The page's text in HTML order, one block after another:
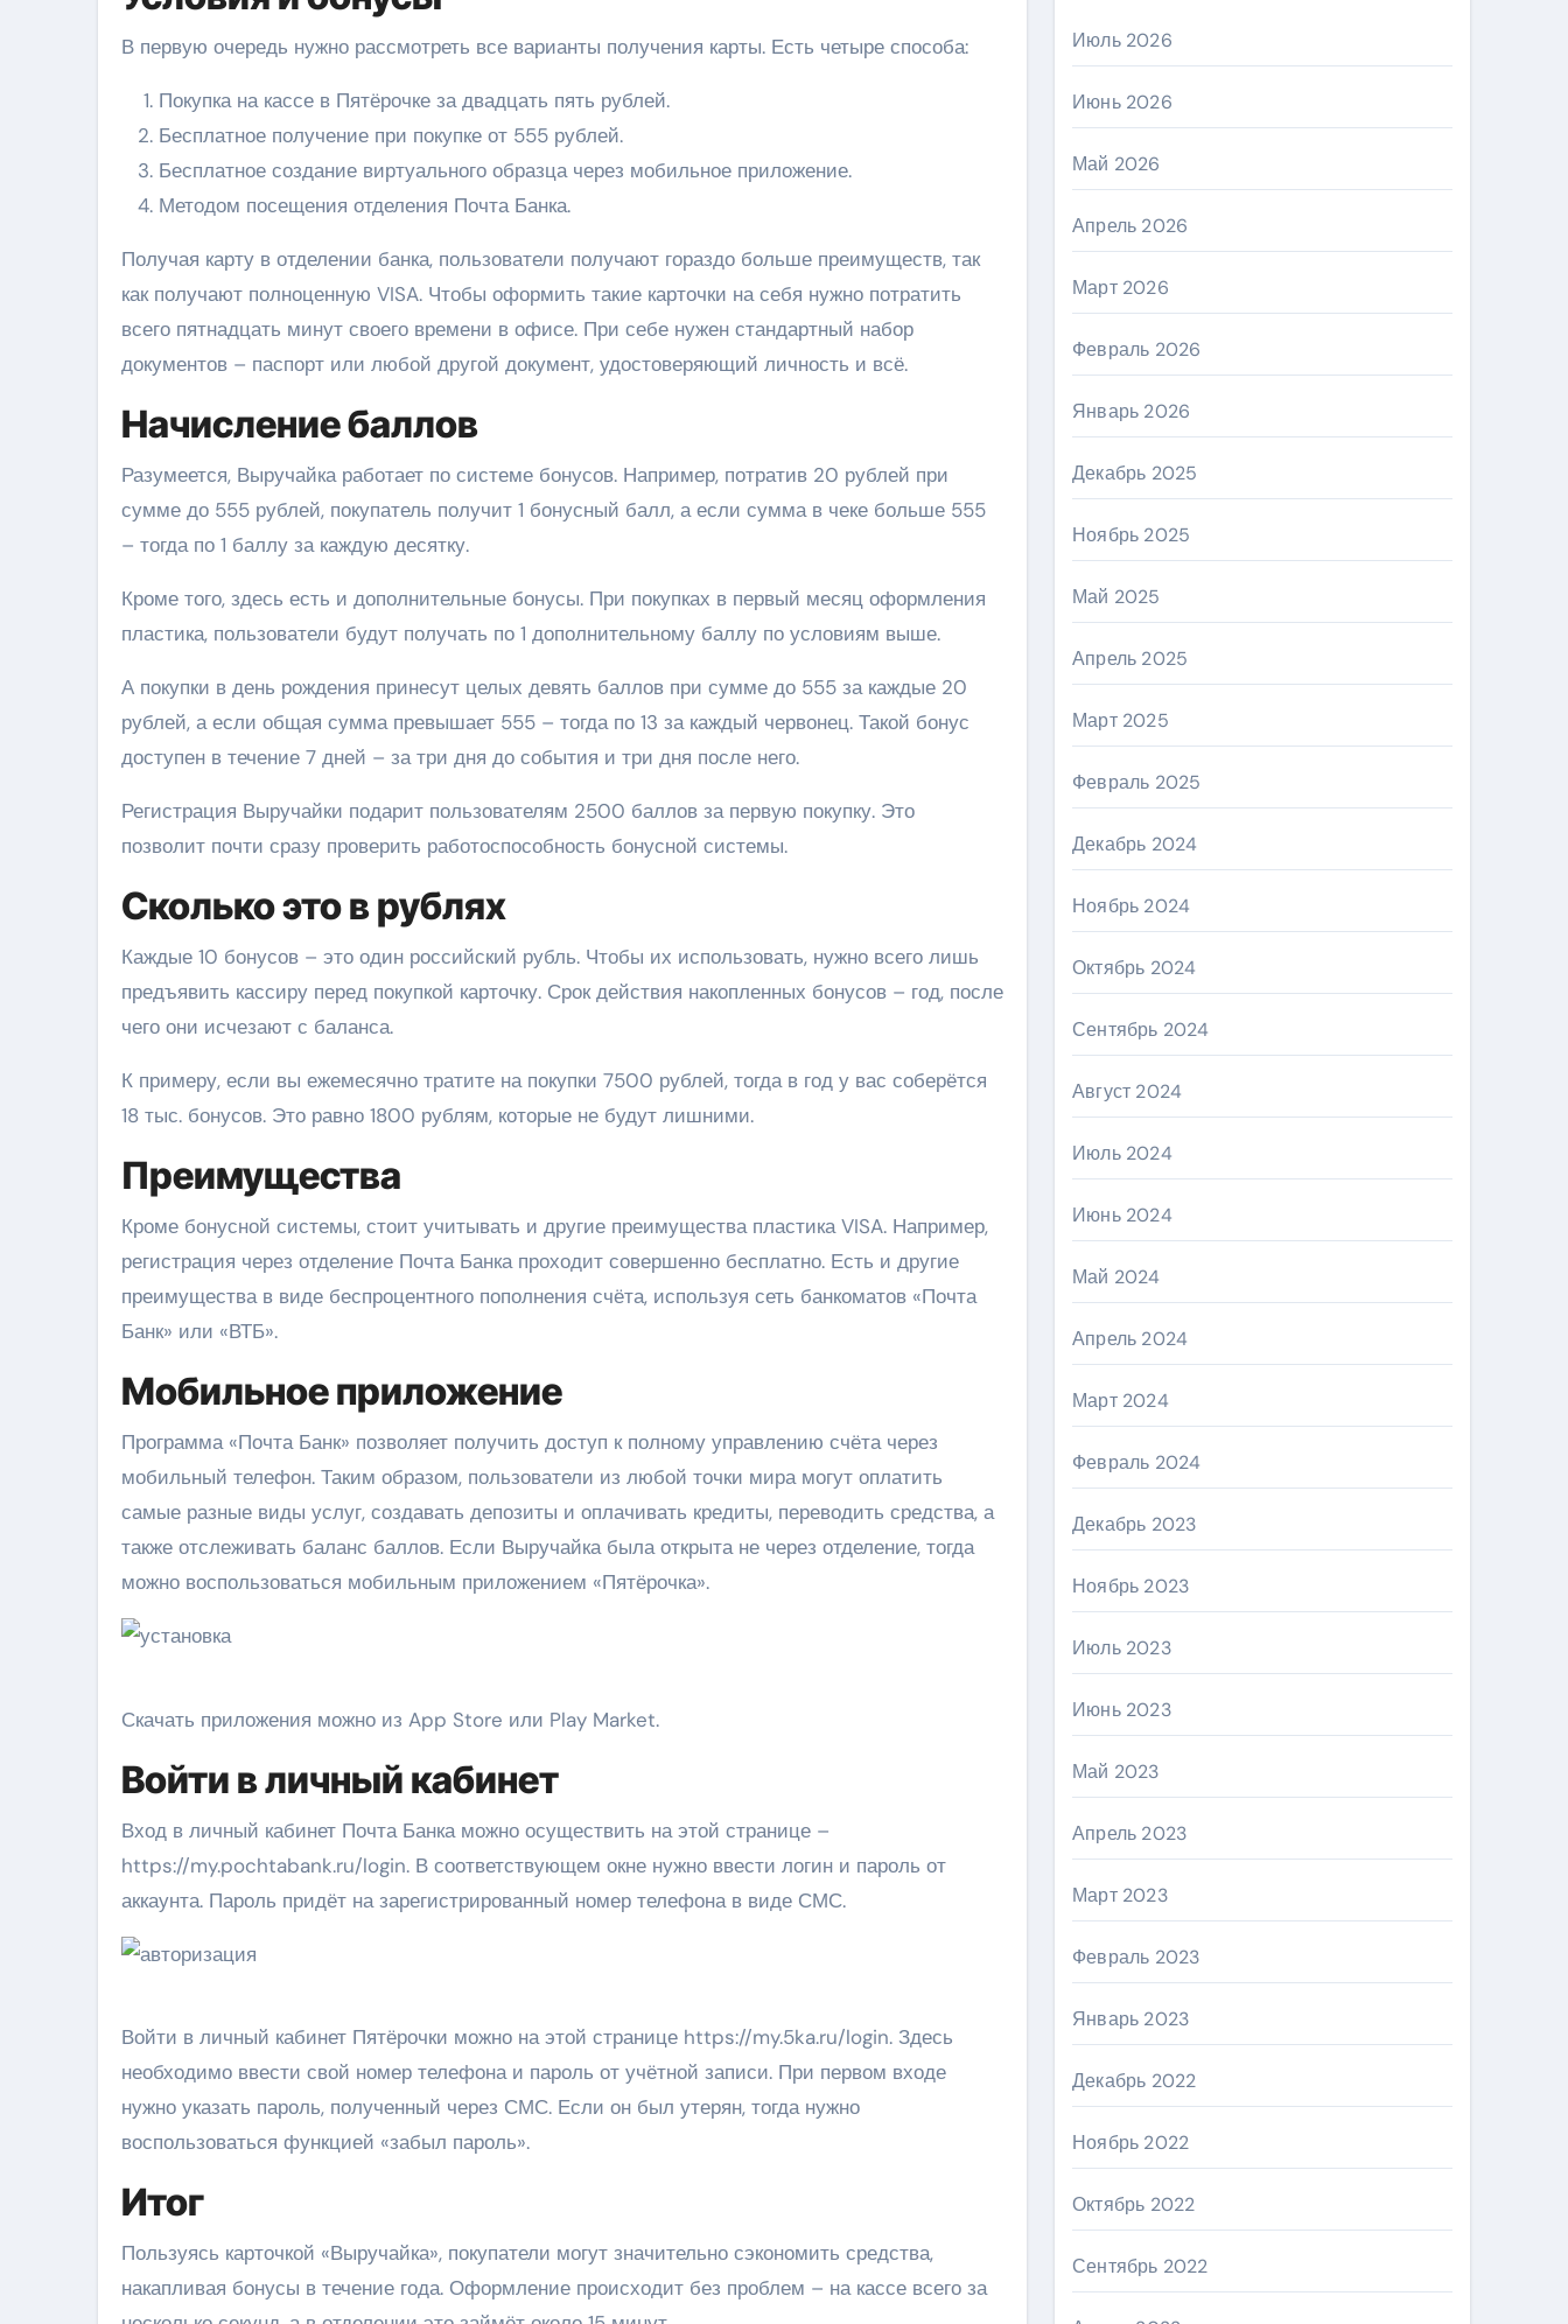
В первую очередь нужно рассмотреть все варианты получения карты. Есть четыре способа:
Покупка на кассе в Пятёрочке за двадцать пять рублей.
Бесплатное получение при покупке от 555 рублей.
Бесплатное создание виртуального образца через мобильное приложение.
Методом посещения отделения Почта Банка.
Получая карту в отделении банка, пользователи получают гораздо больше преимуществ, так
как получают полноценную VISA. Чтобы оформить такие карточки на себя нужно потратить
всего пятнадцать минут своего времени в офисе. При себе нужен стандартный набор
документов – паспорт или любой другой документ, удостоверяющий личность и всё.
Начисление баллов
Разумеется, Выручайка работает по системе бонусов. Например, потратив 20 рублей при
сумме до 555 рублей, покупатель получит 1 бонусный балл, а если сумма в чеке больше 555
– тогда по 1 баллу за каждую десятку.
Кроме того, здесь есть и дополнительные бонусы. При покупках в первый месяц оформления
пластика, пользователи будут получать по 1 дополнительному баллу по условиям выше.
А покупки в день рождения принесут целых девять баллов при сумме до 555 за каждые 20
рублей, а если общая сумма превышает 555 – тогда по 13 за каждый червонец. Такой бонус
доступен в течение 7 дней – за три дня до события и три дня после него.
Регистрация Выручайки подарит пользователям 2500 баллов за первую покупку. Это
позволит почти сразу проверить работоспособность бонусной системы.
Сколько это в рублях
Каждые 10 бонусов – это один российский рубль. Чтобы их использовать, нужно всего лишь
предъявить кассиру перед покупкой карточку. Срок действия накопленных бонусов – год, после
чего они исчезают с баланса.
К примеру, если вы ежемесячно тратите на покупки 7500 рублей, тогда в год у вас соберётся
18 тыс. бонусов. Это равно 1800 рублям, которые не будут лишними.
Преимущества
Кроме бонусной системы, стоит учитывать и другие преимущества пластика VISA. Например,
регистрация через отделение Почта Банка проходит совершенно бесплатно. Есть и другие
преимущества в виде беспроцентного пополнения счёта, используя сеть банкоматов «Почта
Банк» или «ВТБ».
Мобильное приложение
Программа «Почта Банк» позволяет получить доступ к полному управлению счёта через
мобильный телефон. Таким образом, пользователи из любой точки мира могут оплатить
самые разные виды услуг, создавать депозиты и оплачивать кредиты, переводить средства, а
также отслеживать баланс баллов. Если Выручайка была открыта не через отделение, тогда
можно воспользоваться мобильным приложением «Пятёрочка».
Скачать приложения можно из App Store или Play Market.
Войти в личный кабинет
Вход в личный кабинет Почта Банка можно осуществить на этой странице –
https://my.pochtabank.ru/login. В соответствующем окне нужно ввести логин и пароль от
аккаунта. Пароль придёт на зарегистрированный номер телефона в виде СМС.
Войти в личный кабинет Пятёрочки можно на этой странице https://my.5ka.ru/login. Здесь
необходимо ввести свой номер телефона и пароль от учётной записи. При первом входе
нужно указать пароль, полученный через СМС. Если он был утерян, тогда нужно
воспользоваться функцией «забыл пароль».
Итог
Пользуясь карточкой «Выручайка», покупатели могут значительно сэкономить средства,
накапливая бонусы в течение года. Оформление происходит без проблем – на кассе всего за
Июль 2026
Июнь 2026
Май 2026
Апрель 2026
Март 2026
Февраль 2026
Январь 2026
Декабрь 2025
Ноябрь 2025
Май 2025
Апрель 2025
Март 2025
Февраль 2025
Декабрь 2024
Ноябрь 2024
Октябрь 2024
Сентябрь 2024
Август 2024
Июль 2024
Июнь 2024
Май 2024
Апрель 2024
Март 2024
Февраль 2024
Декабрь 2023
Ноябрь 2023
Июль 2023
Июнь 2023
Май 2023
Апрель 2023
Март 2023
Февраль 2023
Январь 2023
Декабрь 2022
Ноябрь 2022
Октябрь 2022
Сентябрь 2022